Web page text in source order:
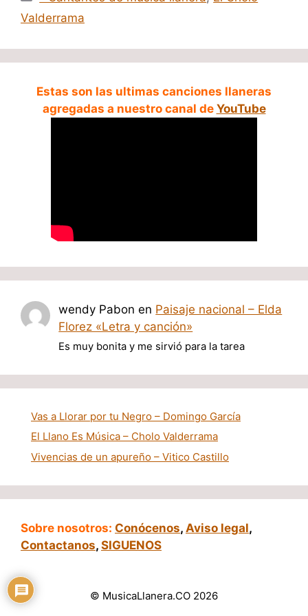
Valderrama
Estas son las ultimas canciones llaneras
agregadas a nuestro canal de YouTube
wendy Pabon en Paisaje nacional – Elda
Florez «Letra y canción»
Es muy bonita y me sirvió para la tarea
Vas a Llorar por tu Negro – Domingo García
El Llano Es Música – Cholo Valderrama
Vivencias de un apureño – Vitico Castillo
Sobre nosotros: Conócenos, Aviso legal,
Contactanos, SIGUENOS
© MusicaLlanera.CO 2026